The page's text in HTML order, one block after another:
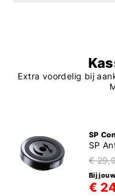
Extra voordelig bij
SP
SP
€
Bij
€